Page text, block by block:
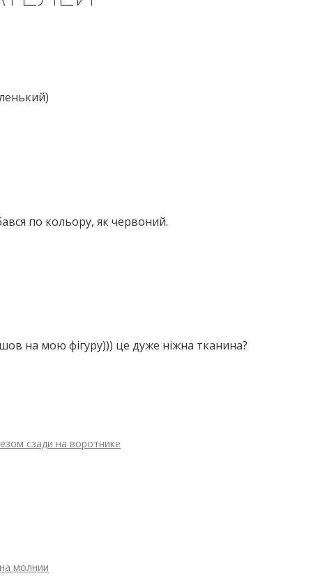
по кольору, як червоний.
на мою фігуру))) це дуже ніжна тканина?
сзади на воротнике
молнии